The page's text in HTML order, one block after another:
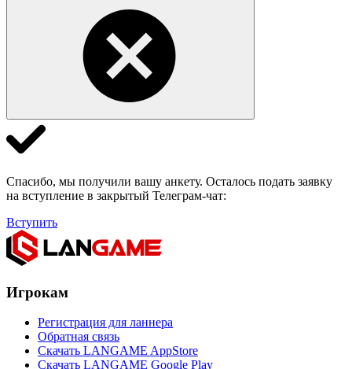
Спасибо, мы получили вашу анкету. Осталось подать заявку
на вступление в закрытый Телеграм-чат:
Вступить
Игрокам
Регистрация для ланнера
Обратная связь
Скачать LANGAME AppStore
Скачать LANGAME Google Play